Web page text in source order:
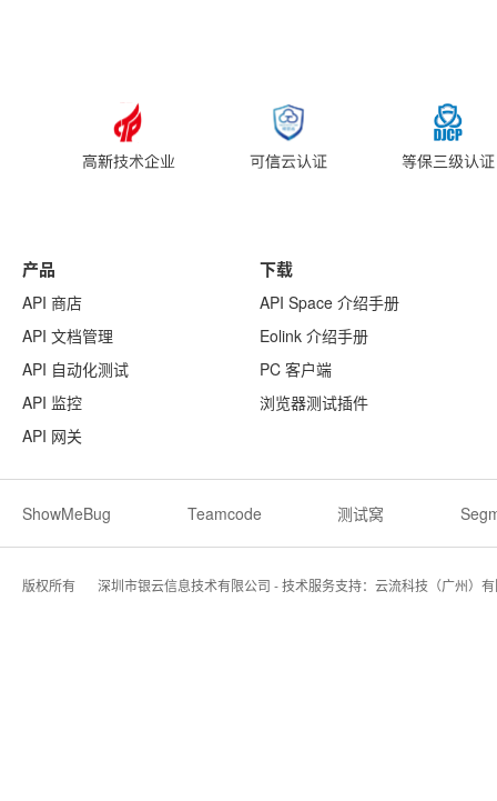
产品
API 商店
API 文档管理
API 自动化测试
API 监控
API 网关
下载
API Space 介绍手册
Eolink 介绍手册
PC 客户端
浏览器测试插件
ShowMeBug Teamcode 测试窝
版权所有 深圳市银云信息技术有限公司 - 技术服务支持：云流科技（广州）